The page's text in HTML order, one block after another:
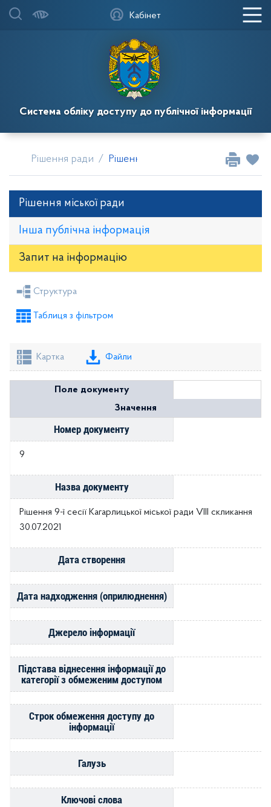
Система обліку доступу до публічної інформації
Кабінет
Рішення ради Рішення сесій Кагарлицької
Рішення міської ради
Інша публічна інформація
Запит на iнформацію
Рішення міської ради
Розпорядження голови
Структура
Таблиця з фільтром
Картка Файли
Поле документу
Значення
Номер документу
9
Назва документу
Рішення 9-ї сесії Кагарлицької міської ради VIII скликання
30.07.2021
Дата створення
Дата надходження (оприлюднення)
Джерело інформації
Підстава віднесення інформації до
категорії з обмеженим доступом
Строк обмеження доступу до
інформації
Галузь
Ключові слова